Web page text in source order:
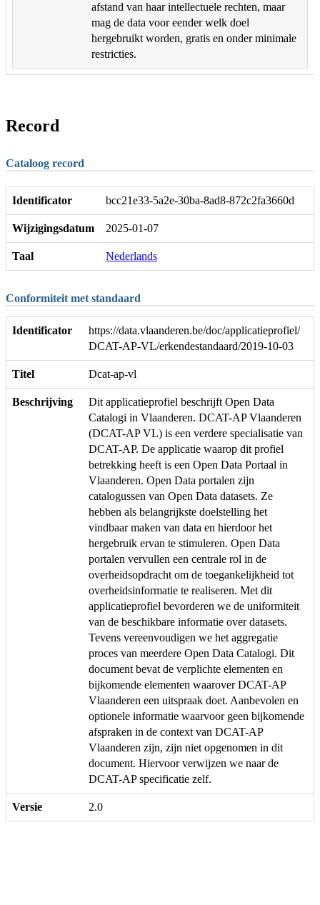
afstand van haar intellectuele rechten, maar
mag de data voor eender welk doel
hergebruikt worden, gratis en onder minimale
restricties.
Record
Cataloog record
Identificator bcc21e33-5a2e-30ba-8ad8-872c2fa3660d
Wijzigingsdatum 2025-01-07
Taal Nederlands
Conformiteit met standaard
Identificator
https://data.vlaanderen.be/doc/applicatieprofiel/
DCAT-AP-VL/erkendestandaard/2019-10-03
Titel Dcat-ap-vl
Beschrijving
Dit applicatieprofiel beschrijft Open Data
Catalogi in Vlaanderen. DCAT-AP Vlaanderen
(DCAT-AP VL) is een verdere specialisatie van
DCAT-AP. De applicatie waarop dit profiel
betrekking heeft is een Open Data Portaal in
Vlaanderen. Open Data portalen zijn
catalogussen van Open Data datasets. Ze
hebben als belangrijkste doelstelling het
vindbaar maken van data en hierdoor het
hergebruik ervan te stimuleren. Open Data
portalen vervullen een centrale rol in de
overheidsopdracht om de toegankelijkheid tot
overheidsinformatie te realiseren. Met dit
applicatieprofiel bevorderen we de uniformiteit
van de beschikbare informatie over datasets.
Tevens vereenvoudigen we het aggregatie
proces van meerdere Open Data Catalogi. Dit
document bevat de verplichte elementen en
bijkomende elementen waarover DCAT-AP
Vlaanderen een uitspraak doet. Aanbevolen en
optionele informatie waarvoor geen bijkomende
afspraken in de context van DCAT-AP
Vlaanderen zijn, zijn niet opgenomen in dit
document. Hiervoor verwijzen we naar de
DCAT-AP specificatie zelf.
Versie 2.0